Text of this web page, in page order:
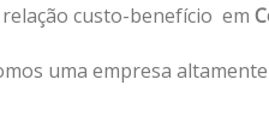
custo-benefício em
uma empresa